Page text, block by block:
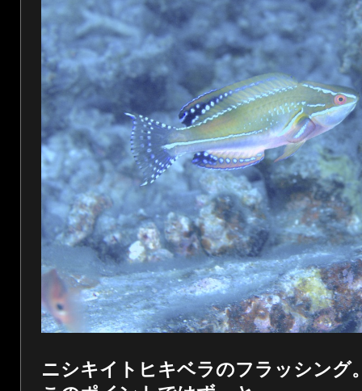
ニシキイトヒキベラのフラッシング